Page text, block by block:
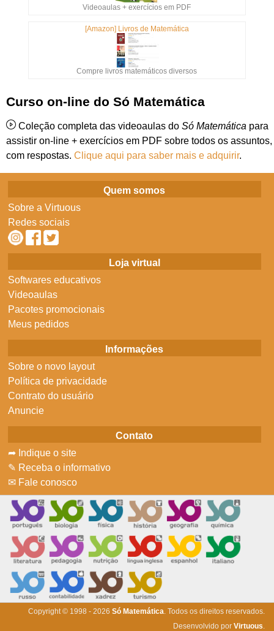
Videoaulas + exercícios em PDF
[Amazon] Livros de Matemática
Compre livros matemáticos diversos
Curso on-line do Só Matemática
Coleção completa das videoaulas do Só Matemática para
assistir on-line + exercícios em PDF sobre todos os assuntos,
com respostas. Clique aqui para saber mais e adquirir.
Quem somos
Sobre a Virtuous
Redes sociais
Loja virtual
Softwares educativos
Videoaulas
Pacotes promocionais
Meus pedidos
Informações
Sobre o novo layout
Política de privacidade
Contrato do usuário
Anuncie
Contato
➦ Indique o site
✎ Receba o informativo
✉ Fale conosco
Copyright © 1998 - 2026 Só Matemática. Todos os direitos reservados.
Desenvolvido por Virtuous.